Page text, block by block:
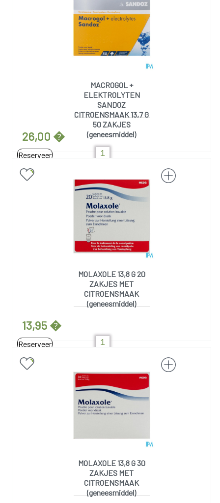
MACROGOL +
ELEKTROLYTEN
SANDOZ
CITROENSMAAK 13,7 G
50 ZAKJES
(geneesmiddel)
26,00 �
Reserveer
MOLAXOLE 13,8 G 20
ZAKJES MET
CITROENSMAAK
(geneesmiddel)
13,95 �
Reserveer
MOLAXOLE 13,8 G 30
ZAKJES MET
CITROENSMAAK
(geneesmiddel)